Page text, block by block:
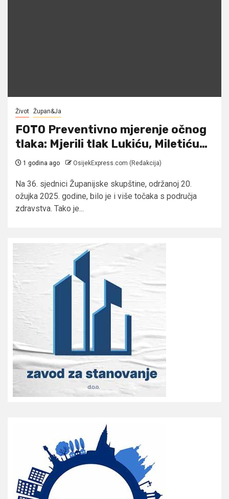
Život Župan&Ja
FOTO Preventivno mjerenje očnog
tlaka: Mjerili tlak Lukiću, Miletiću…
1 godina ago OsijekExpress.com (Redakcija)
Na 36. sjednici Županijske skupštine, održanoj 20.
ožujka 2025. godine, bilo je i više točaka s područja
zdravstva. Tako je...